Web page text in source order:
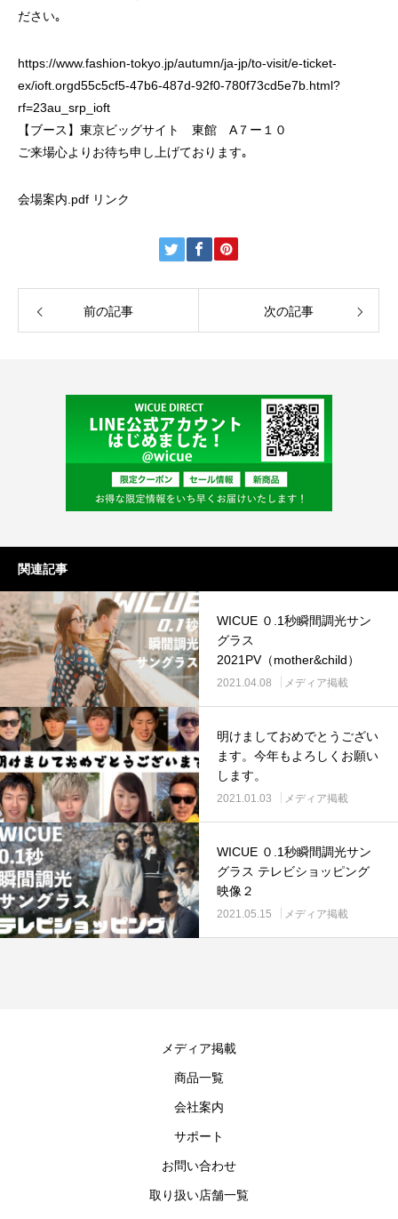
ださい｡
https://www.fashion-tokyo.jp/autumn/ja-jp/to-visit/e-ticket-
ex/ioft.orgd55c5cf5-47b6-487d-92f0-780f73cd5e7b.html?
rf=23au_srp_ioft
【ブース】東京ビッグサイト 東館 A７ー１０
ご来場心よりお待ち申し上げております｡
会場案内.pdf リンク
前の記事 次の記事
関連記事
WICUE ０.1秒瞬間調光サン
グラス
2021PV（mother&child）
2021.04.08 メディア掲載
明けましておめでとうござい
ます。今年もよろしくお願い
します。
2021.01.03 メディア掲載
WICUE ０.1秒瞬間調光サン
グラス テレビショッピング
映像２
2021.05.15 メディア掲載
メディア掲載
商品一覧
会社案内
サポート
お問い合わせ
取り扱い店舗一覧